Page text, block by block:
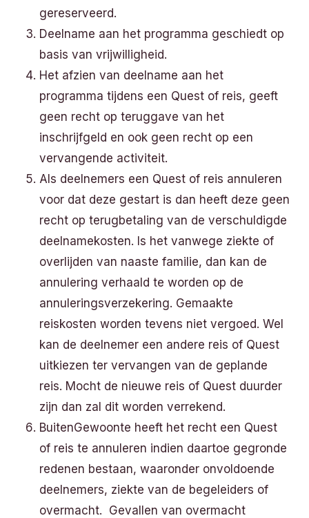
gereserveerd.
Deelname aan het programma geschiedt op
basis van vrijwilligheid.
Het afzien van deelname aan het
programma tijdens een Quest of reis, geeft
geen recht op teruggave van het
inschrijfgeld en ook geen recht op een
vervangende activiteit.
Als deelnemers een Quest of reis annuleren
voor dat deze gestart is dan heeft deze geen
recht op terugbetaling van de verschuldigde
deelnamekosten. Is het vanwege ziekte of
overlijden van naaste familie, dan kan de
annulering verhaald te worden op de
annuleringsverzekering. Gemaakte
reiskosten worden tevens niet vergoed. Wel
kan de deelnemer een andere reis of Quest
uitkiezen ter vervangen van de geplande
reis. Mocht de nieuwe reis of Quest duurder
zijn dan zal dit worden verrekend.
BuitenGewoonte heeft het recht een Quest
of reis te annuleren indien daartoe gegronde
redenen bestaan, waaronder onvoldoende
deelnemers, ziekte van de begeleiders of
overmacht. Gevallen van overmacht